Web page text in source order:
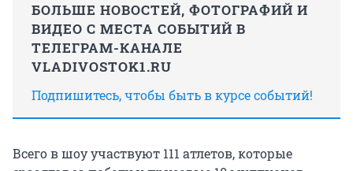
БОЛЬШЕ НОВОСТЕЙ, ФОТОГРАФИЙ И
ВИДЕО С МЕСТА СОБЫТИЙ В
ТЕЛЕГРАМ-КАНАЛЕ
VLADIVOSTOK1.RU
Подпишитесь, чтобы быть в курсе событий!
Всего в шоу участвуют 111 атлетов, которые